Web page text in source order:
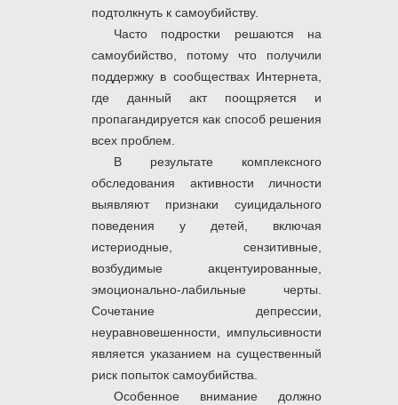
подтолкнуть к самоубийству.
Часто подростки решаются на
самоубийство, потому что получили
поддержку в сообществах Интернета,
где данный акт поощряется и
пропагандируется как способ решения
всех проблем.
В результате комплексного
обследования активности личности
выявляют признаки суицидального
поведения у детей, включая
истериодные, сензитивные,
возбудимые акцентуированные,
эмоционально-лабильные черты.
Сочетание депрессии,
неуравновешенности, импульсивности
является указанием на существенный
риск попыток самоубийства.
Особенное внимание должно